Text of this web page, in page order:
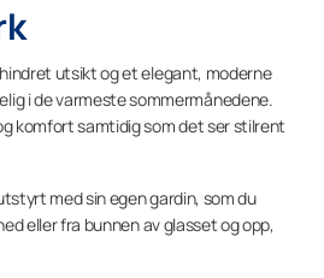
utsikt og et elegant, moderne
i de varmeste sommermånedene.
komfort samtidig som det ser stilrent
med sin egen gardin, som du
eller fra bunnen av glasset og opp,